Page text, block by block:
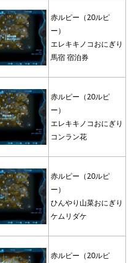
赤ルピー（20ルピ
ー）
エレキキノコおにぎり
馬宿 宿泊券
赤ルピー（20ルピ
ー）
エレキキノコおにぎり
コンラン花
赤ルピー（20ルピ
ー）
ひんやり山菜おにぎり
ケムリダケ
赤ルピー（20ルピ